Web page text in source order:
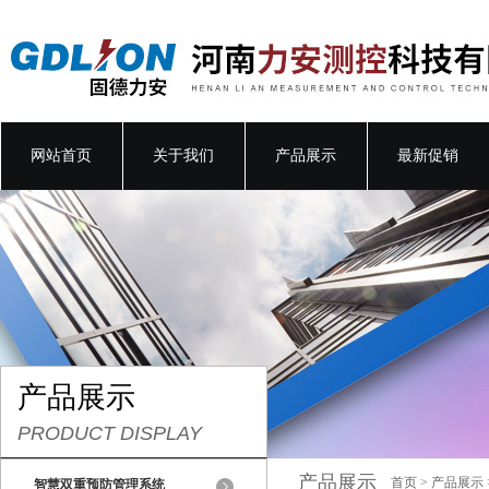
网站首页 关于我们 产品展示 最新促销
产品展示
PRODUCT DISPLAY
智慧双重预防管理系统 产品展示 首页 > 产品展示